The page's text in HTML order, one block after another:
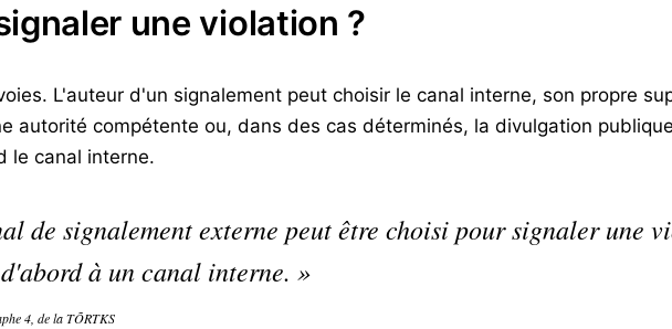
une violation ?
L'auteur d'un signalement peut choisir le canal interne, son propre
autorité compétente ou, dans des cas déterminés, la divulgation
le canal interne.
de signalement externe peut être choisi pour signaler une
à un canal interne. »
4, de la TÕRTKS